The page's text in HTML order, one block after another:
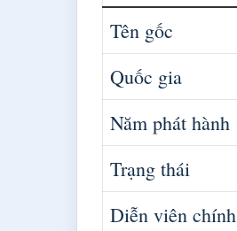
Tên gốc
Quốc gia
Năm phát hành
Trạng thái
Diễn viên chính